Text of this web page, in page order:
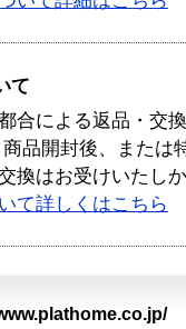
て
合による返品・交
商品開封後、または
換はお受けいたし
て詳しくはこちら